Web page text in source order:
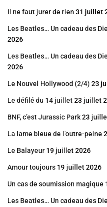
Il ne faut jurer de rien 31 juillet
Les Beatles… Un cadeau des
2026
Les Beatles… Un cadeau des
2026
Le Nouvel Hollywood (2/4) 23
Le défilé du 14 juillet23 juillet
BNF, c’est Jurassic Park23
La lame bleue de l’outre-peine
Le Balayeur 19 juillet 2026
Amour toujours 19 juillet 2026
Un cas de soumission magique
Les Beatles… Un cadeau des